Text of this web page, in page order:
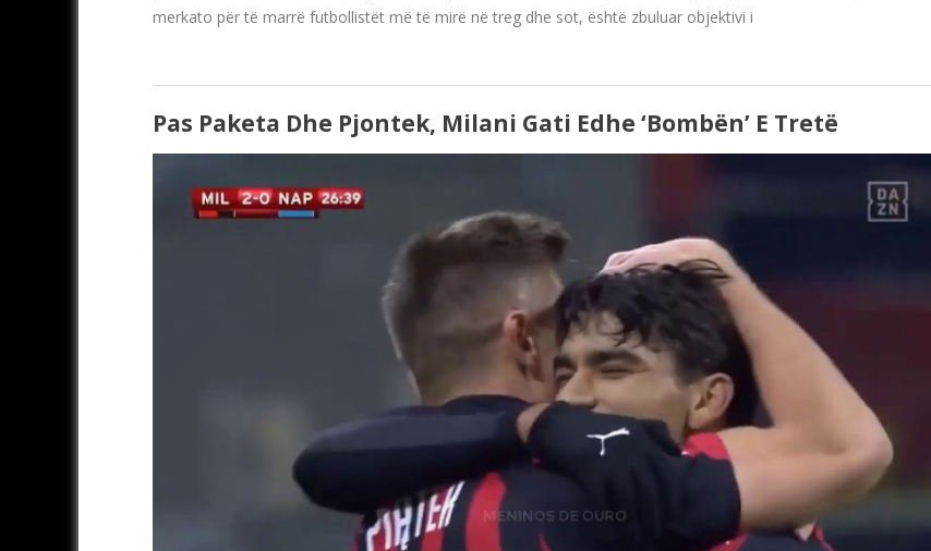
merkato për të marrë futbollistët më të mirë në treg dhe sot, është zbuluar objektivi i
Pas Paketa Dhe Pjontek, Milani Gati Edhe ‘bombën’ E Tretë